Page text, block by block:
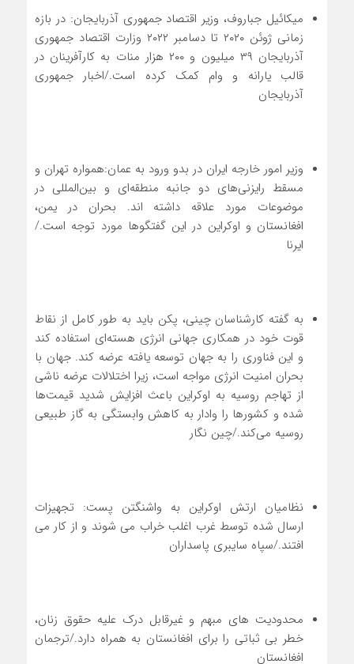
میکائیل جباروف، وزیر اقتصاد جمهوری آذربایجان: در بازه
زمانی ژوئن ۲۰۲۰ تا دسامبر ۲۰۲۲ وزارت اقتصاد جمهوری
آذربایجان ۳۹ میلیون و ۲۰۰ هزار منات به کارآفرینان در
قالب یارانه و وام کمک کرده است./اخبار جمهوری
آذربایجان
وزیر امور خارجه ایران در بدو ورود به عمان:همواره تهران و
مسقط رایزنی‌های دو جانبه منطقه‌ای و بین‌المللی در
موضوعات مورد علاقه داشته اند. بحران در یمن،
افغانستان و اوکراین در این گفتگوها مورد توجه است./
ایرنا
به گفته کارشناسان چینی، پکن باید به طور کامل از نقاط
قوت خود در همکاری جهانی انرژی هسته‌ای استفاده کند
و این فناوری را به جهان توسعه یافته عرضه کند. جهان با
بحران امنیت انرژی مواجه است، زیرا اختلالات عرضه ناشی
از تهاجم روسیه به اوکراین باعث افزایش شدید قیمت‌ها
شده و کشورها را وادار به کاهش وابستگی به گاز طبیعی
روسیه می‌کند./چین نگار
نظامیان ارتش اوکراین به واشنگتن پست: تجهیزات
ارسال شده توسط غرب اغلب خراب می شوند و از کار می
افتند./سپاه سایبری پاسداران
محدودیت های مبهم و غیرقابل درک علیه حقوق زنان،
خطر بی ثباتی را برای افغانستان به همراه دارد./ترجمان
افغانستان